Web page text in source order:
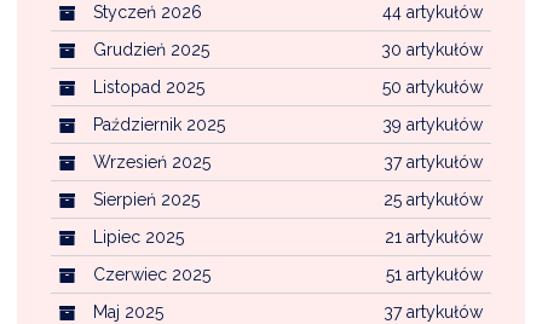
44 artykułów
Styczeń 2026
30 artykułów
Grudzień 2025
50 artykułów
Listopad 2025
39 artykułów
Październik 2025
37 artykułów
Wrzesień 2025
25 artykułów
Sierpień 2025
21 artykułów
Lipiec 2025
51 artykułów
Czerwiec 2025
37 artykułów
Maj 2025